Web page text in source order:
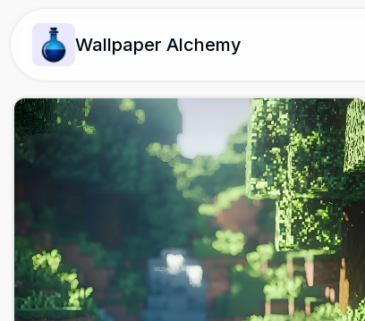
Wallpaper Alchemy